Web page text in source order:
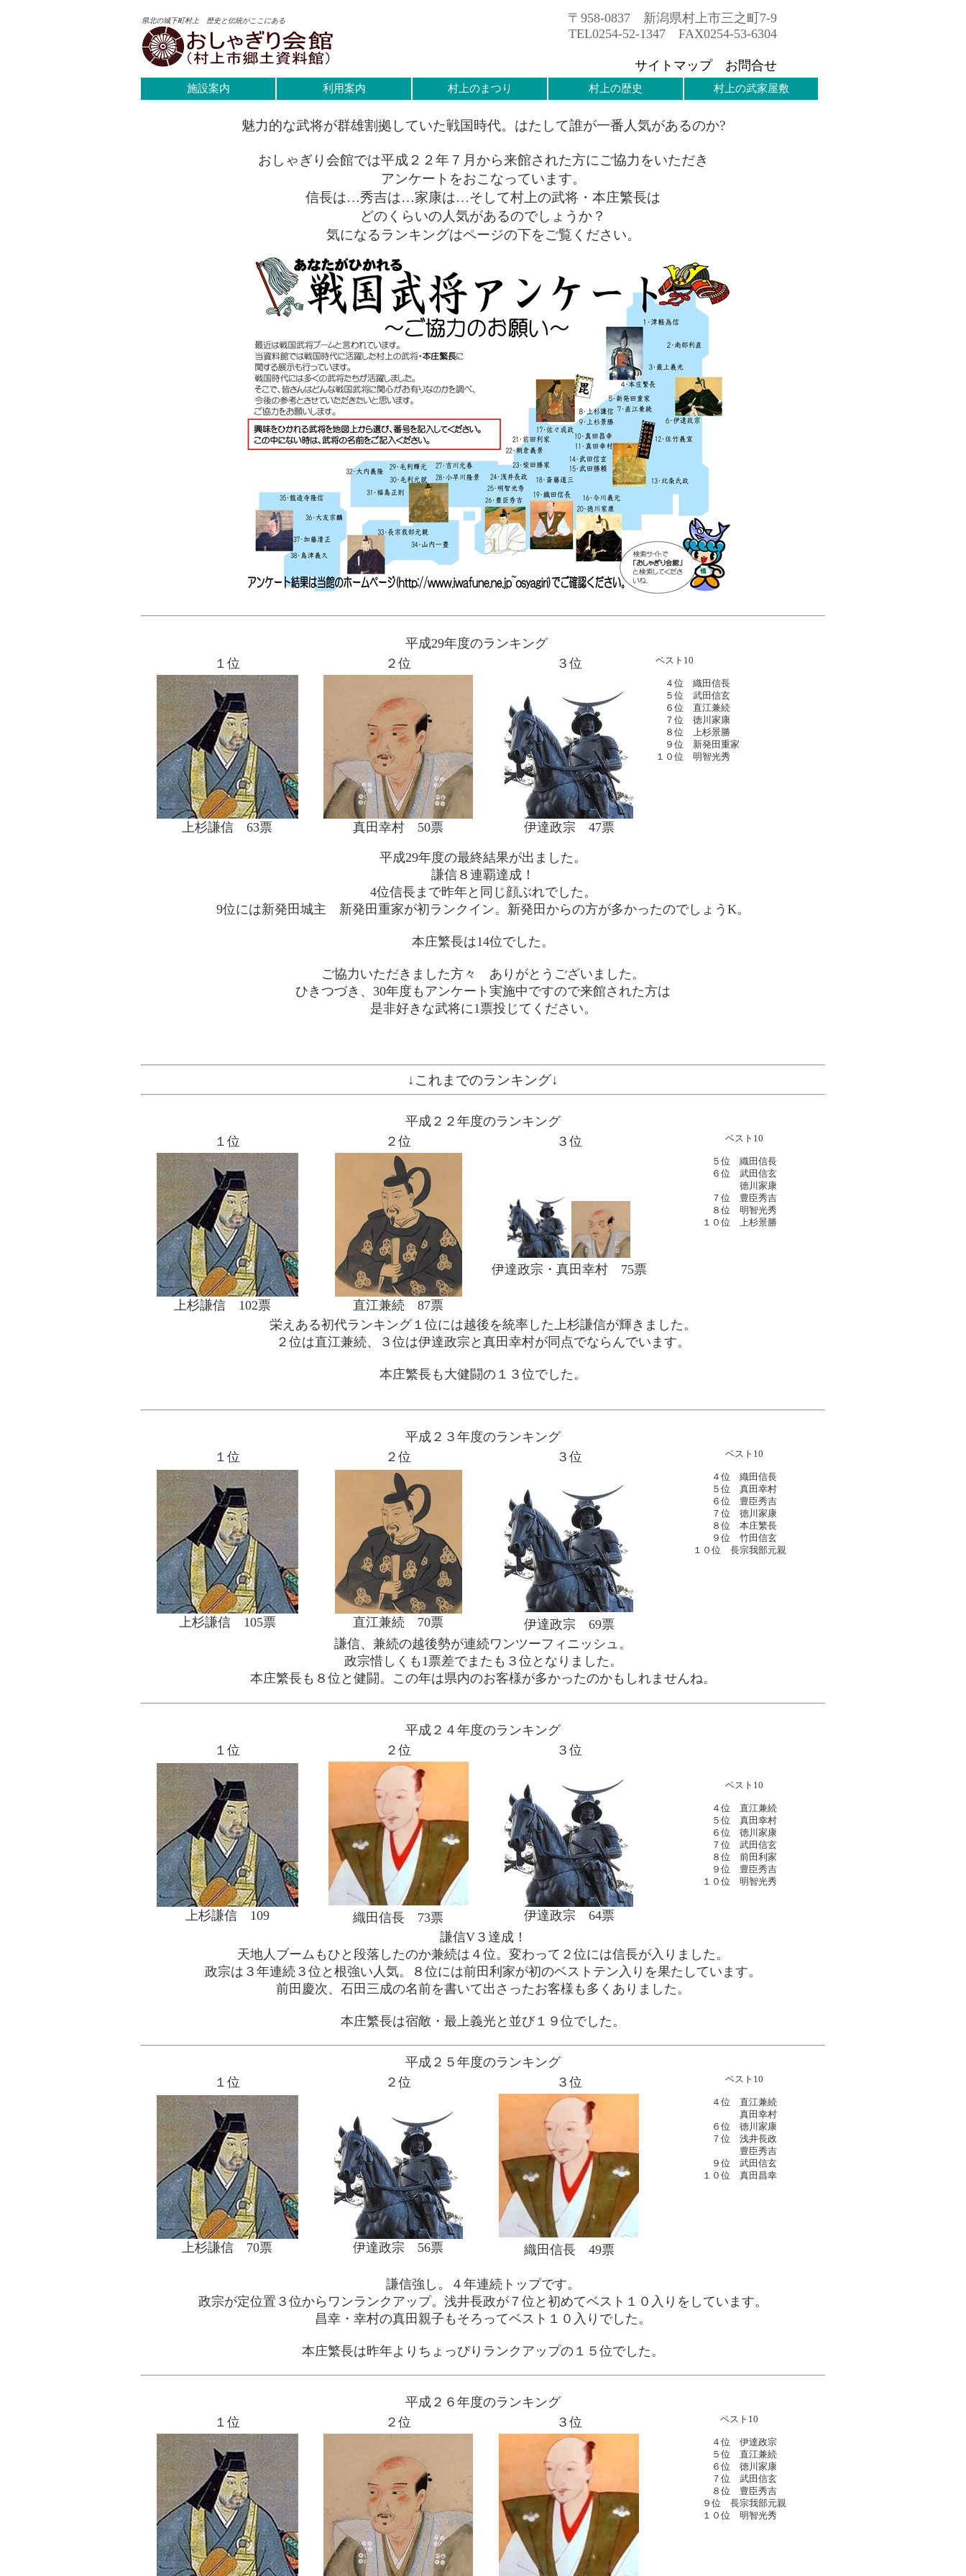
県北の城下町村上 歴史と伝統がここにある
〒958-0837 新潟県村上市三之町7-9
TEL0254-52-1347 FAX0254-53-6304
サイトマップ お問合せ
施設案内 利用案内 村上のまつり 村上の歴史 村上の武家屋敷
魅力的な武将が群雄割拠していた戦国時代。はたして誰が一番人気があるのか?
おしゃぎり会館では平成２２年７月から来館された方にご協力をいただき
アンケートをおこなっています。
信長は…秀吉は…家康は…そして村上の武将・本庄繁長は
どのくらいの人気があるのでしょうか？
気になるランキングはページの下をご覧ください。
平成29年度のランキング
１位
２位 ３位 ベスト10
４位 織田信長
５位 武田信玄
６位 直江兼続
７位 徳川家康
８位 上杉景勝
９位 新発田重家
１０位 明智光秀
上杉謙信 63票 真田幸村 50票 伊達政宗 47票
平成29年度の最終結果が出ました。
謙信８連覇達成！
4位信長まで昨年と同じ顔ぶれでした。
9位には新発田城主 新発田重家が初ランクイン。新発田からの方が多かったのでしょうK。
本庄繁長は14位でした。
ご協力いただきました方々 ありがとうございました。
ひきつづき、30年度もアンケート実施中ですので来館された方は
是非好きな武将に1票投じてください。
↓これまでのランキング↓
平成２２年度のランキング
１位
２位 ３位 ベスト10
５位 織田信長
６位 武田信玄
徳川家康
７位 豊臣秀吉
８位 明智光秀
１０位 上杉景勝
上杉謙信 102票 直江兼続 87票
伊達政宗・真田幸村 75票
栄えある初代ランキング１位には越後を統率した上杉謙信が輝きました。
２位は直江兼続、３位は伊達政宗と真田幸村が同点でならんでいます。
本庄繁長も大健闘の１３位でした。
平成２３年度のランキング
１位
２位 ３位 ベスト10
４位 織田信長
５位 真田幸村
６位 豊臣秀吉
７位 徳川家康
８位 本庄繁長
９位 竹田信玄
１０位 長宗我部元親
上杉謙信 105票 直江兼続 70票
伊達政宗 69票
謙信、兼続の越後勢が連続ワンツーフィニッシュ。
政宗惜しくも1票差でまたも３位となりました。
本庄繁長も８位と健闘。この年は県内のお客様が多かったのかもしれませんね。
平成２４年度のランキング
１位
２位 ３位
ベスト10
４位 直江兼続
５位 真田幸村
６位 徳川家康
７位 武田信玄
８位 前田利家
９位 豊臣秀吉
１０位 明智光秀
上杉謙信 109 織田信長 73票
伊達政宗 64票
謙信V３達成！
天地人ブームもひと段落したのか兼続は４位。変わって２位には信長が入りました。
政宗は３年連続３位と根強い人気。８位には前田利家が初のベストテン入りを果たしています。
前田慶次、石田三成の名前を書いて出さったお客様も多くありました。
本庄繁長は宿敵・最上義光と並び１９位でした。
平成２５年度のランキング
１位
２位 ３位 ベスト10
４位 直江兼続
真田幸村
６位 徳川家康
７位 浅井長政
豊臣秀吉
９位 武田信玄
１０位 真田昌幸
上杉謙信 70票 伊達政宗 56票 織田信長 49票
謙信強し。４年連続トップです。
政宗が定位置３位からワンランクアップ。浅井長政が７位と初めてベスト１０入りをしています。
昌幸・幸村の真田親子もそろってベスト１０入りでした。
本庄繁長は昨年よりちょっぴりランクアップの１５位でした。
平成２６年度のランキング
１位
２位 ３位 ベスト10
４位 伊達政宗
５位 直江兼続
６位 徳川家康
７位 武田信玄
８位 豊臣秀吉
９位 長宗我部元親
１０位 明智光秀